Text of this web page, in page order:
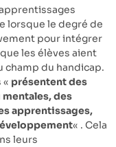
lorsque le degré de
pour intégrer
les élèves aient
champ du handicap.
« présentent des
des
apprentissages,
« . Cela
leurs